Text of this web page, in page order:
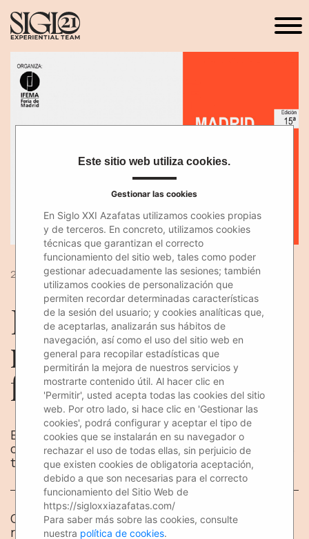
29 Ene 2018
Encuentra las
mejores azafatas de
ferias para IFEMA
Encuentra las mejores azafatas de ferias para
cualquier evento en IFEMA ¡En Siglo XXI Azafatas
tenemos el mejor equipo!
Casi cada semana se realizan eventos en el
recinto ferial deIfema(Madrid). Y en la gran
Este sitio web utiliza cookies.
Gestionar las cookies
En Siglo XXI Azafatas utilizamos cookies propias
y de terceros. En concreto, utilizamos cookies
técnicas que garantizan el correcto
funcionamiento del sitio web, tales como poder
gestionar adecuadamente las sesiones; también
utilizamos cookies de personalización que
permiten recordar determinadas características
de la sesión del usuario; y cookies analíticas que,
de aceptarlas, analizarán sus hábitos de
navegación, así como el uso del sitio web en
general para recopilar estadísticas que
permitirán la mejora de nuestros servicios y
mostrarte contenido útil. Al hacer clic en
'Permitir', usted acepta todas las cookies del sitio
web. Por otro lado, si hace clic en 'Gestionar las
cookies', podrá configurar y aceptar el tipo de
cookies que se instalarán en su navegador o
rechazar el uso de todas ellas, sin perjuicio de
que existen cookies de obligatoria aceptación,
debido a que son necesarias para el correcto
funcionamiento del Sitio Web de
https://sigloxxiazafatas.com/
Para saber más sobre las cookies, consulte
nuestra política de cookies.